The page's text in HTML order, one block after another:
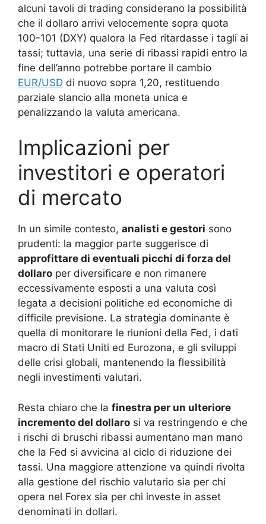
alcuni tavoli di trading considerano la possibilità
che il dollaro arrivi velocemente sopra quota
100-101 (DXY) qualora la Fed ritardasse i tagli ai
tassi; tuttavia, una serie di ribassi rapidi entro la
fine dell’anno potrebbe portare il cambio
EUR/USD di nuovo sopra 1,20, restituendo
parziale slancio alla moneta unica e
penalizzando la valuta americana.
Implicazioni per
investitori e operatori
di mercato
In un simile contesto, analisti e gestori sono
prudenti: la maggior parte suggerisce di
approfittare di eventuali picchi di forza del
dollaro per diversificare e non rimanere
eccessivamente esposti a una valuta così
legata a decisioni politiche ed economiche di
difficile previsione. La strategia dominante è
quella di monitorare le riunioni della Fed, i dati
macro di Stati Uniti ed Eurozona, e gli sviluppi
delle crisi globali, mantenendo la flessibilità
negli investimenti valutari.
Resta chiaro che la finestra per un ulteriore
incremento del dollaro si va restringendo e che
i rischi di bruschi ribassi aumentano man mano
che la Fed si avvicina al ciclo di riduzione dei
tassi. Una maggiore attenzione va quindi rivolta
alla gestione del rischio valutario sia per chi
opera nel Forex sia per chi investe in asset
denominati in dollari.